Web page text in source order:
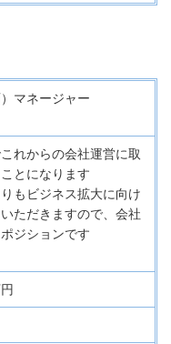
マネージャー
これからの会社運営に取
とになります
もビジネス拡大に向け
ただきますので、会社
ジションです